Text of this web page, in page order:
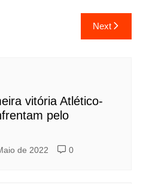
Next
vitória Atlético-
pelo
de 2022 0